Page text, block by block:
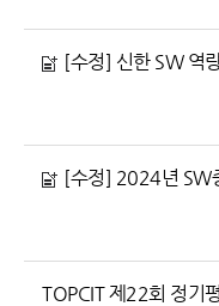
[수정] 신한 SW 역
[수정] 2024년 SW
TOPCIT 제22회 정기